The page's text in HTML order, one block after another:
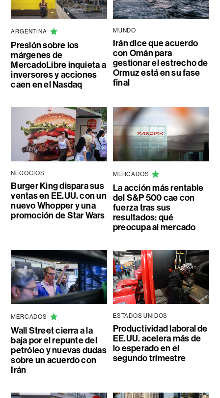
ARGENTINA
Presión sobre los
márgenes de
MercadoLibre inquieta a
inversores y acciones
caen en el Nasdaq
MUNDO
Irán dice que acuerdo
con Omán para
gestionar el estrecho de
Ormuz está en su fase
final
NEGOCIOS
Burger King dispara sus
ventas en EE.UU. con un
nuevo Whopper y una
promoción de Star Wars
MERCADOS
La acción más rentable
del S&P 500 cae con
fuerza tras sus
resultados: qué
preocupa al mercado
MERCADOS
Wall Street cierra a la
baja por el repunte del
petróleo y nuevas dudas
sobre un acuerdo con
Irán
ESTADOS UNIDOS
Productividad laboral de
EE.UU. acelera más de
lo esperado en el
segundo trimestre